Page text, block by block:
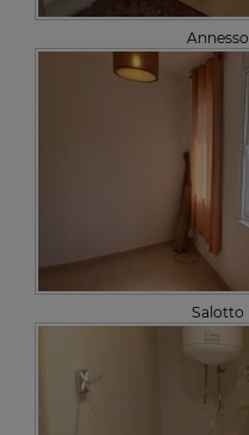
Annesso
Salotto